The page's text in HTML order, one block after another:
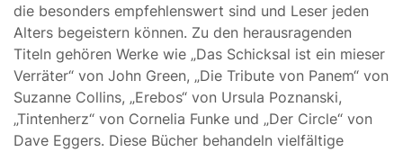
die besonders empfehlenswert sind und Leser jeden
Alters begeistern können. Zu den herausragenden
Titeln gehören Werke wie „Das Schicksal ist ein mieser
Verräter“ von John Green, „Die Tribute von Panem“ von
Suzanne Collins, „Erebos“ von Ursula Poznanski,
„Tintenherz“ von Cornelia Funke und „Der Circle“ von
Dave Eggers. Diese Bücher behandeln vielfältige